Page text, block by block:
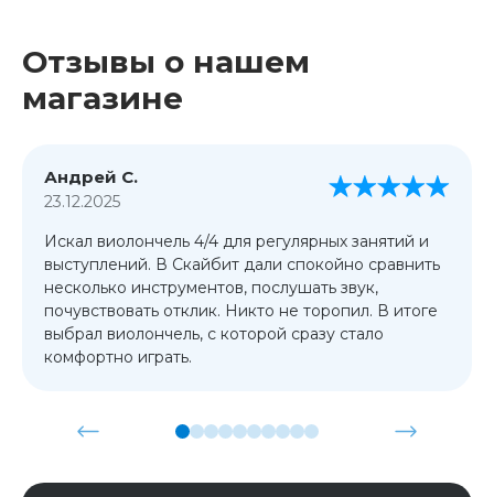
Отзывы о нашем
магазине
Андрей С.
23.12.2025
Искал виолончель 4/4 для регулярных занятий и
выступлений. В Скайбит дали спокойно сравнить
несколько инструментов, послушать звук,
почувствовать отклик. Никто не торопил. В итоге
выбрал виолончель, с которой сразу стало
комфортно играть.